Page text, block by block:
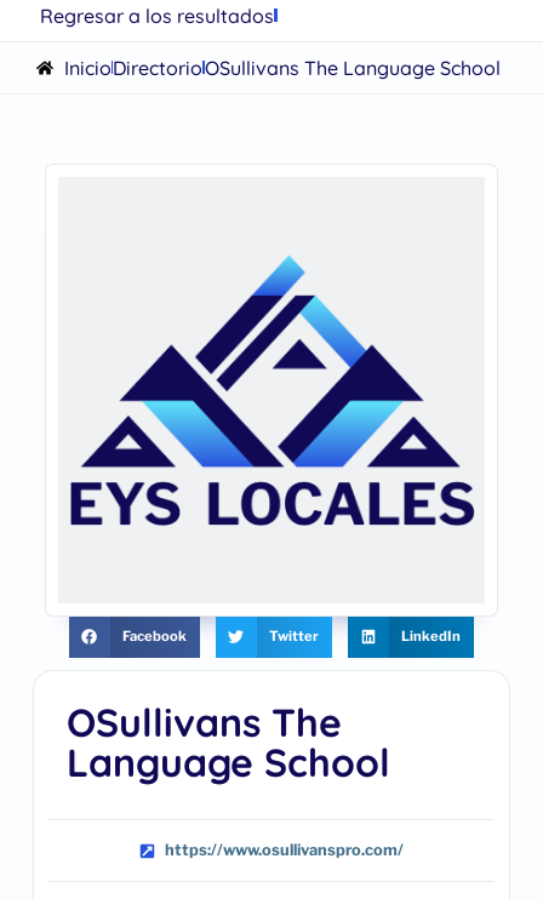
Regresar a los resultados
InicioDirectorioOSullivans The Language School
OSullivans The
Language School
https://www.osullivanspro.com/
Facebook Twitter LinkedIn